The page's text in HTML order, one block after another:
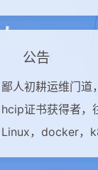
公告
鄙人初耕运维门道
hcip证书获得者，
Linux，docker，